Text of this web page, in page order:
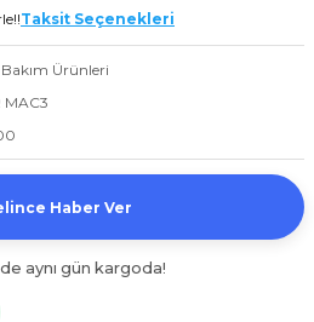
Taksit Seçenekleri
Bakım Ürünleri
MAC3
Haber Ver
aynı gün kargoda!